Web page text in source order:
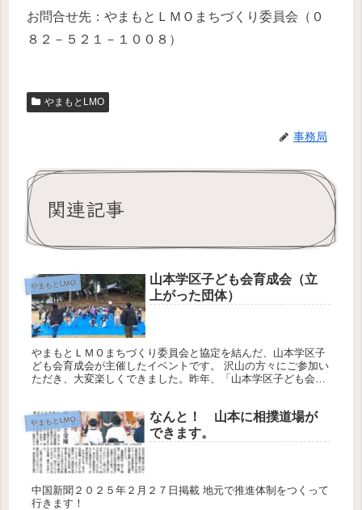
お問合せ先：やまもとＬＭＯまちづくり委員会（０
８２－５２１－１００８）
やまもとLMO
事務局
関連記事
やまもとLMO
山本学区子ども会育成会（立
上がった団体）
やまもとＬＭＯまちづくり委員会と協定を結んだ、山本学区子
ども会育成会が主催したイベントです。 沢山の方々にご参加い
ただき、大変楽しくできました。昨年、「山本学区子ども会育
やまもとLMO
なんと！ 山本に相撲道場が
できます。
中国新聞２０２５年２月２７日掲載 地元で推進体制をつくって
行きます！